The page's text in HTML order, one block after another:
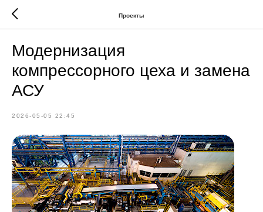
Проекты
Модернизация
компрессорного цеха и замена
АСУ
2026-05-05 22:45